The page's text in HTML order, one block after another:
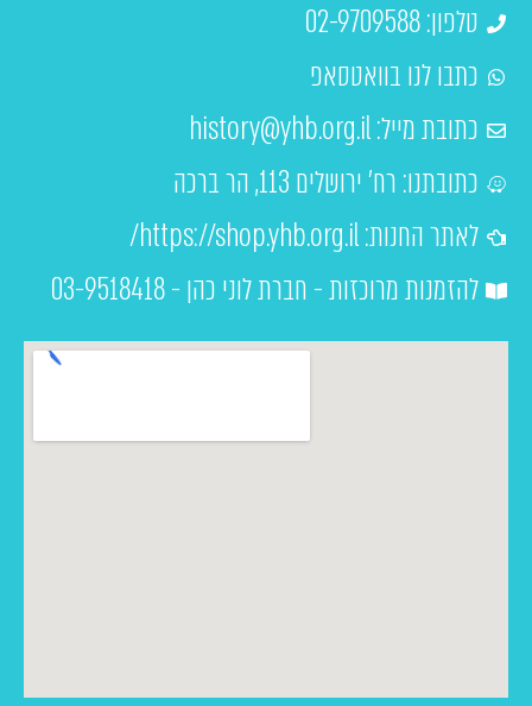
טלפון: 02-9709588
כתבו לנו בוואטסאפ
כתובת מייל:history@yhb.org.il
כתובתנו: רח' ירושלים 113, הר ברכה
לאתר החנות: https://shop.yhb.org.il/
להזמנות מרוכזות - חברת לוני כהן - 03-9518418